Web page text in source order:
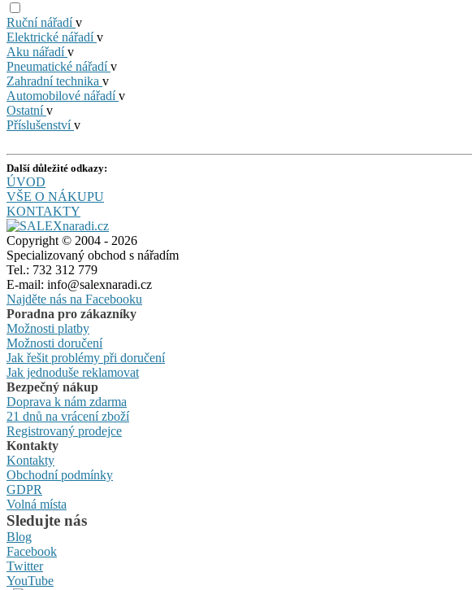
Ruční nářadív
Elektrické nářadív
Aku nářadív
Pneumatické nářadív
Zahradní technika v
Automobilové nářadív
Ostatnív
Příslušenstvív
Další důležité odkazy:
ÚVOD
VŠE O NÁKUPU
KONTAKTY
Copyright © 2004 - 2026
Specializovaný obchod s nářadím
Tel.: 732 312 779
E-mail: info@salexnaradi.cz
Najděte nás na Facebooku
Poradna pro zákazníky
Možnosti platby
Možnosti doručení
Jak řešit problémy při doručení
Jak jednoduše reklamovat
Bezpečný nákup
Doprava k nám zdarma
21 dnů na vrácení zboží
Registrovaný prodejce
Kontakty
Kontakty
Obchodní podmínky
GDPR
Volná místa
Sledujte nás
Blog
Facebook
Twitter
YouTube